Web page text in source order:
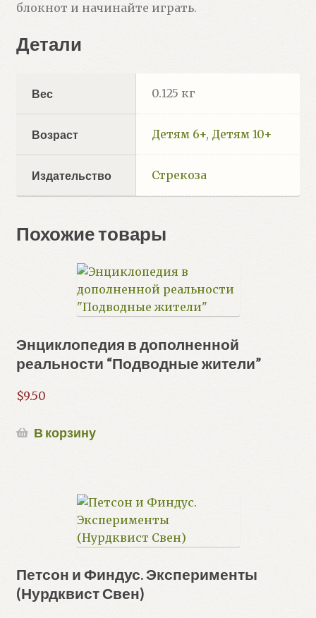
блокнот и начинайте играть.
Детали
Вес 0.125 кг
Возраст Детям 6+, Детям 10+
Издательство Стрекоза
Похожие товары
Энциклопедия в дополненной
реальности “Подводные жители”
$9.50
В корзину
Петсон и Финдус. Эксперименты
(Нурдквист Свен)